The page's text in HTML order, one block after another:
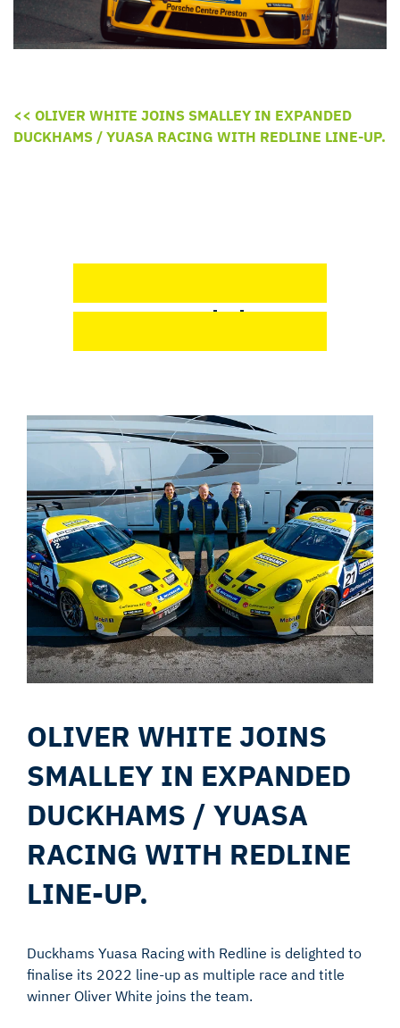
<< OLIVER WHITE JOINS SMALLEY IN EXPANDED
DUCKHAMS / YUASA RACING WITH REDLINE LINE-UP.
OLIVER WHITE JOINS
SMALLEY IN EXPANDED
DUCKHAMS / YUASA
RACING WITH REDLINE
LINE-UP.
Duckhams Yuasa Racing with Redline is delighted to
finalise its 2022 line-up as multiple race and title
winner Oliver White joins the team.